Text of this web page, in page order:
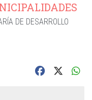
DE DESARROLLO